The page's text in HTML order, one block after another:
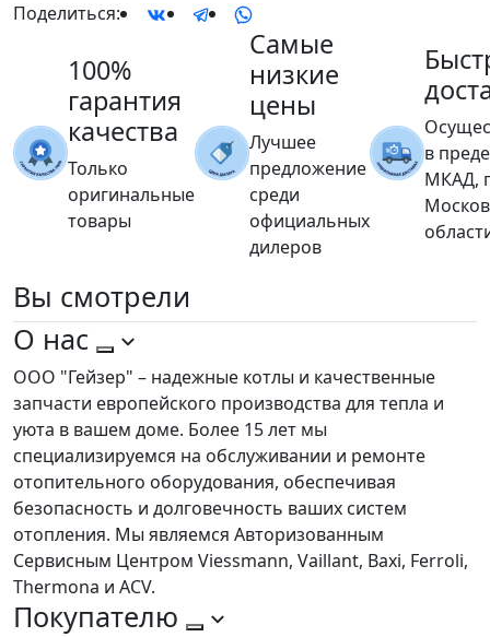
Поделиться:
100%
гарантия
качества
Только
оригинальные
товары
Самые
низкие
цены
Лучшее
предложение
среди
официальных
дилеров
в
МКАД,
Вы смотрели
О нас
ООО "Гейзер" – надежные котлы и качественные
запчасти европейского производства для тепла и
уюта в вашем доме. Более 15 лет мы
специализируемся на обслуживании и ремонте
отопительного оборудования, обеспечивая
безопасность и долговечность ваших систем
отопления. Мы являемся Авторизованным
Сервисным Центром Viessmann, Vaillant, Baxi, Ferroli,
Thermona и ACV.
Покупателю